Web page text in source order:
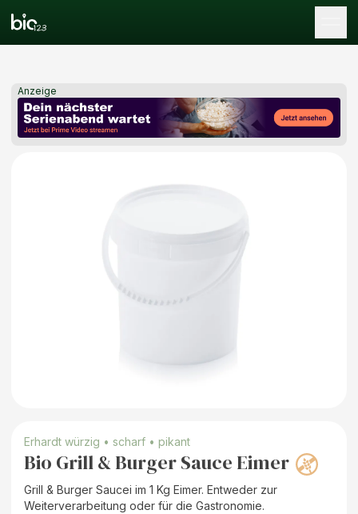
Anzeige
Erhardt würzig • scharf • pikant
Bio Grill & Burger Sauce Eimer
Grill & Burger Saucei im 1 Kg Eimer. Entweder zur
Weiterverarbeitung oder für die Gastronomie.